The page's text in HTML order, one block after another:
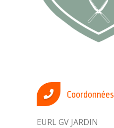
Coordonnées
EURL GV JARDIN